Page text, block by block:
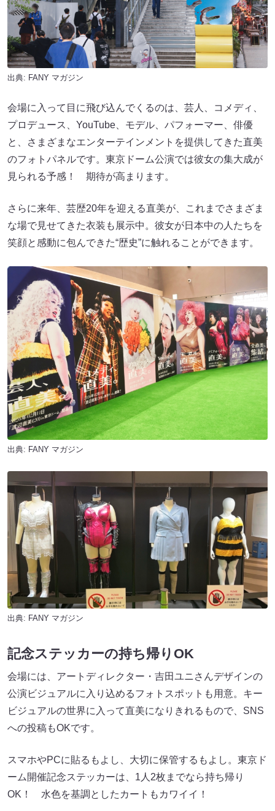
出典: FANY マガジン
会場に入って目に飛び込んでくるのは、芸人、コメディ、
プロデュース、YouTube、モデル、パフォーマー、俳優
と、さまざまなエンターテインメントを提供してきた直美
のフォトパネルです。東京ドーム公演では彼女の集大成が
見られる予感！ 期待が高まります。
さらに来年、芸歴20年を迎える直美が、これまでさまざま
な場で見せてきた衣装も展示中。彼女が日本中の人たちを
笑顔と感動に包んできた“歴史”に触れることができます。
出典: FANY マガジン
出典: FANY マガジン
記念ステッカーの持ち帰りOK
会場には、アートディレクター・吉田ユニさんデザインの
公演ビジュアルに入り込めるフォトスポットも用意。キー
ビジュアルの世界に入って直美になりきれるもので、SNS
への投稿もOKです。
スマホやPCに貼るもよし、大切に保管するもよし。東京ド
ーム開催記念ステッカーは、1人2枚までなら持ち帰り
OK！ 水色を基調としたカートもカワイイ！